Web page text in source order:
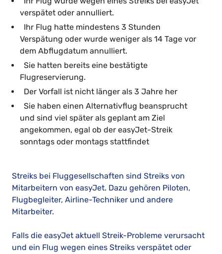
verspätet oder annulliert.
Ihr Flug hatte mindestens 3 Stunden
Verspätung oder wurde weniger als 14 Tage vor
dem Abflugdatum annulliert.
Sie hatten bereits eine bestätigte
Flugreservierung.
Der Vorfall ist nicht länger als 3 Jahre her
Sie haben einen Alternativflug beansprucht
und sind viel später als geplant am Ziel
angekommen, egal ob der easyJet-Streik
sonntags oder montags stattfindet
Streiks bei Fluggesellschaften sind Streiks von
Mitarbeitern von easyJet. Dazu gehören Piloten,
Flugbegleiter, Airline-Techniker und andere
Mitarbeiter.
Falls die easyJet aktuell Streik-Probleme verursacht
und ein Flug wegen eines Streiks verspätet oder